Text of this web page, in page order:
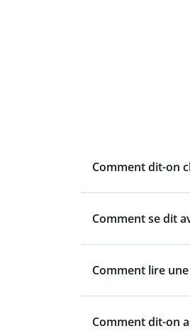
Comment dit-on
Comment se dit
Comment lire
Comment dit-on